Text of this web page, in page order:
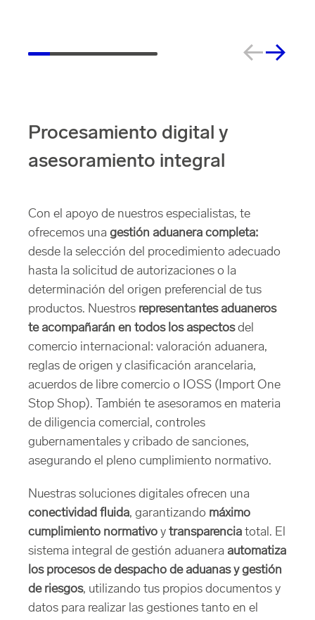
Procesamiento digital y
asesoramiento integral
Con el apoyo de nuestros especialistas, te
ofrecemos una gestión aduanera completa:
desde la selección del procedimiento adecuado
hasta la solicitud de autorizaciones o la
determinación del origen preferencial de tus
productos. Nuestros representantes aduaneros
te acompañarán en todos los aspectosdel
comercio internacional: valoración aduanera,
reglas de origen y clasificación arancelaria,
acuerdos de libre comercio o IOSS (Import One
Stop Shop). También te asesoramos en materia
de diligencia comercial, controles
gubernamentales y cribado de sanciones,
asegurando el pleno cumplimiento normativo.
Nuestras soluciones digitales ofrecen una
conectividad fluida, garantizando máximo
cumplimiento normativo y transparencia total. El
sistema integral de gestión aduanera automatiza
los procesos de despacho de aduanas y gestión
de riesgos, utilizando tus propios documentos y
datos para realizar las gestiones tanto en el